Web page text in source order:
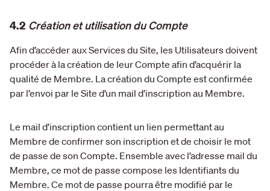
4.2 Création et utilisation du Compte
Afin d’accéder aux Services du Site, les Utilisateurs doivent
procéder à la création de leur Compte afin d’acquérir la
qualité de Membre. La création du Compte est confirmée
par l’envoi par le Site d’un mail d’inscription au Membre.
Le mail d’inscription contient un lien permettant au
Membre de confirmer son inscription et de choisir le mot
de passe de son Compte. Ensemble avec l’adresse mail du
Membre, ce mot de passe compose les Identifiants du
Membre. Ce mot de passe pourra être modifié par le